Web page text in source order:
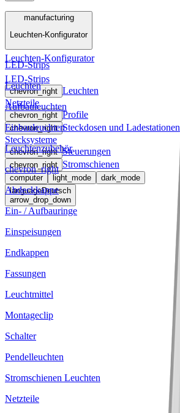
Menü
manufacturing
Leuchten-Konfigurator
LED-Strips
chevron_right Leuchten
Netzteile
chevron_right Profile
chevron_right Steckdosen und Ladestationen
Stecksysteme
chevron_right Steuerungen
chevron_right Stromschienen
computer light_mode
dark_mode
languageDeutsch
arrow_drop_down
manufacturing
Leuchten-Konfigurator
LED-Strips
Leuchten
Aufbauleuchten
Einbauleuchten
Leuchtenzubehör
chevron_right
Abdeckkappe
Ein- / Aufbauringe
Einspeisungen
Endkappen
Fassungen
Leuchtmittel
Montageclip
Schalter
Pendelleuchten
Stromschienen Leuchten
Netzteile